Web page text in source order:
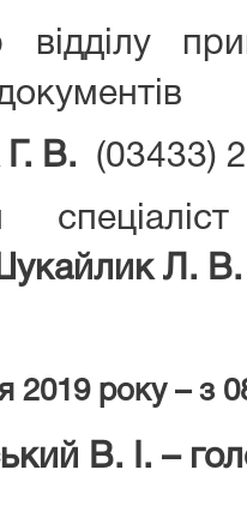
відділу
. В.
(03433)
Л. В.
2019 року – з
В. І. –